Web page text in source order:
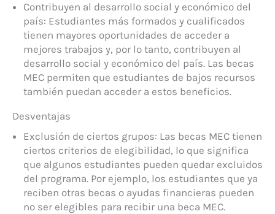
Contribuyen al desarrollo social y económico del
país: Estudiantes más formados y cualificados
tienen mayores oportunidades de acceder a
mejores trabajos y, por lo tanto, contribuyen al
desarrollo social y económico del país. Las becas
MEC permiten que estudiantes de bajos recursos
también puedan acceder a estos beneficios.
Desventajas
Exclusión de ciertos grupos: Las becas MEC tienen
ciertos criterios de elegibilidad, lo que significa
que algunos estudiantes pueden quedar excluidos
del programa. Por ejemplo, los estudiantes que ya
reciben otras becas o ayudas financieras pueden
no ser elegibles para recibir una beca MEC.